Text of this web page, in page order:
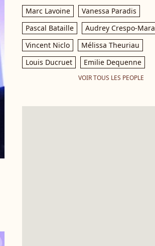
Marc Lavoine
Vanessa Paradis
Pascal Bataille
Audrey Crespo-Mara
Vincent Niclo
Mélissa Theuriau
Louis Ducruet
Emilie Dequenne
VOIR TOUS LES PEOPLE